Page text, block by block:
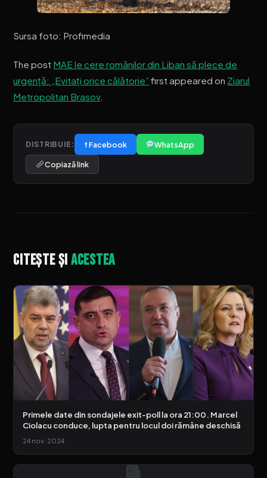
Sursa foto: Profimedia
The post MAE le cere românilor din Liban să plece de
urgență: „Evitați orice călătorie” first appeared on Ziarul
Metropolitan Brasov.
DISTRIBUIE: f Facebook WhatsApp
Copiază link
Citește șiacestea
Primele date din sondajele exit-poll la ora 21:00. Marcel
Ciolacu conduce, lupta pentru locul doi rămâne deschisă
24 nov. 2024